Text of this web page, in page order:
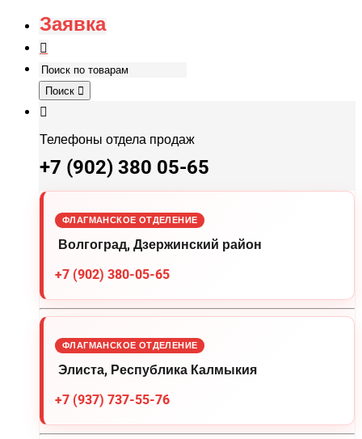
Заявка
Поиск
Телефоны отдела продаж
+7 (902) 380 05-65
ФЛАГМАНСКОЕ ОТДЕЛЕНИЕ
Волгоград, Дзержинский район
+7 (902) 380-05-65
ФЛАГМАНСКОЕ ОТДЕЛЕНИЕ
Элиста, Республика Калмыкия
+7 (937) 737-55-76